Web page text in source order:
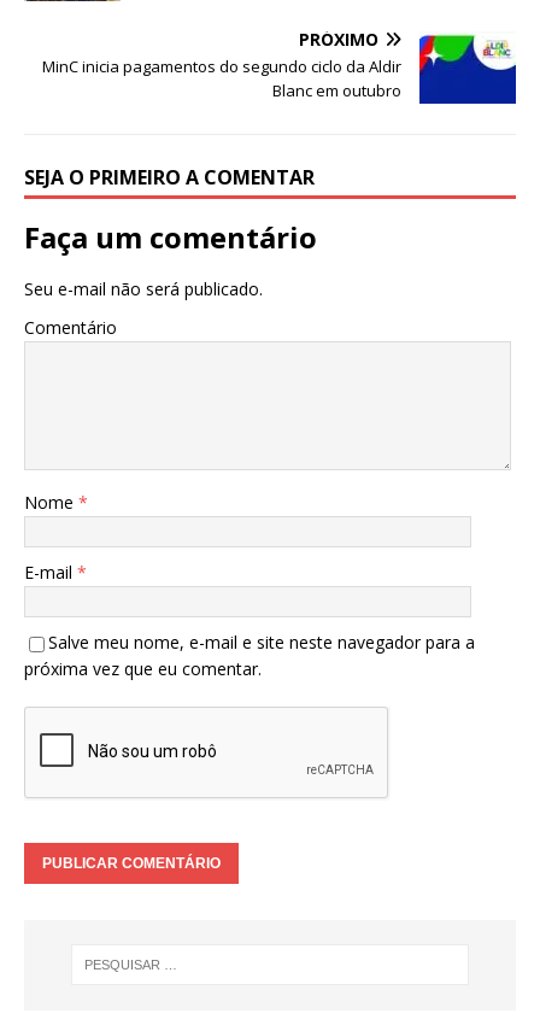
p o n
PRÓXIMO
MinC inicia pagamentos do segundo ciclo da Aldir
Blanc em outubro
SEJA O PRIMEIRO A COMENTAR
Faça um comentário
Seu e-mail não será publicado.
Comentário
Nome *
E-mail *
Salve meu nome, e-mail e site neste navegador para a
próxima vez que eu comentar.